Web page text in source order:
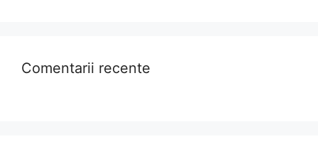
Comentarii recente